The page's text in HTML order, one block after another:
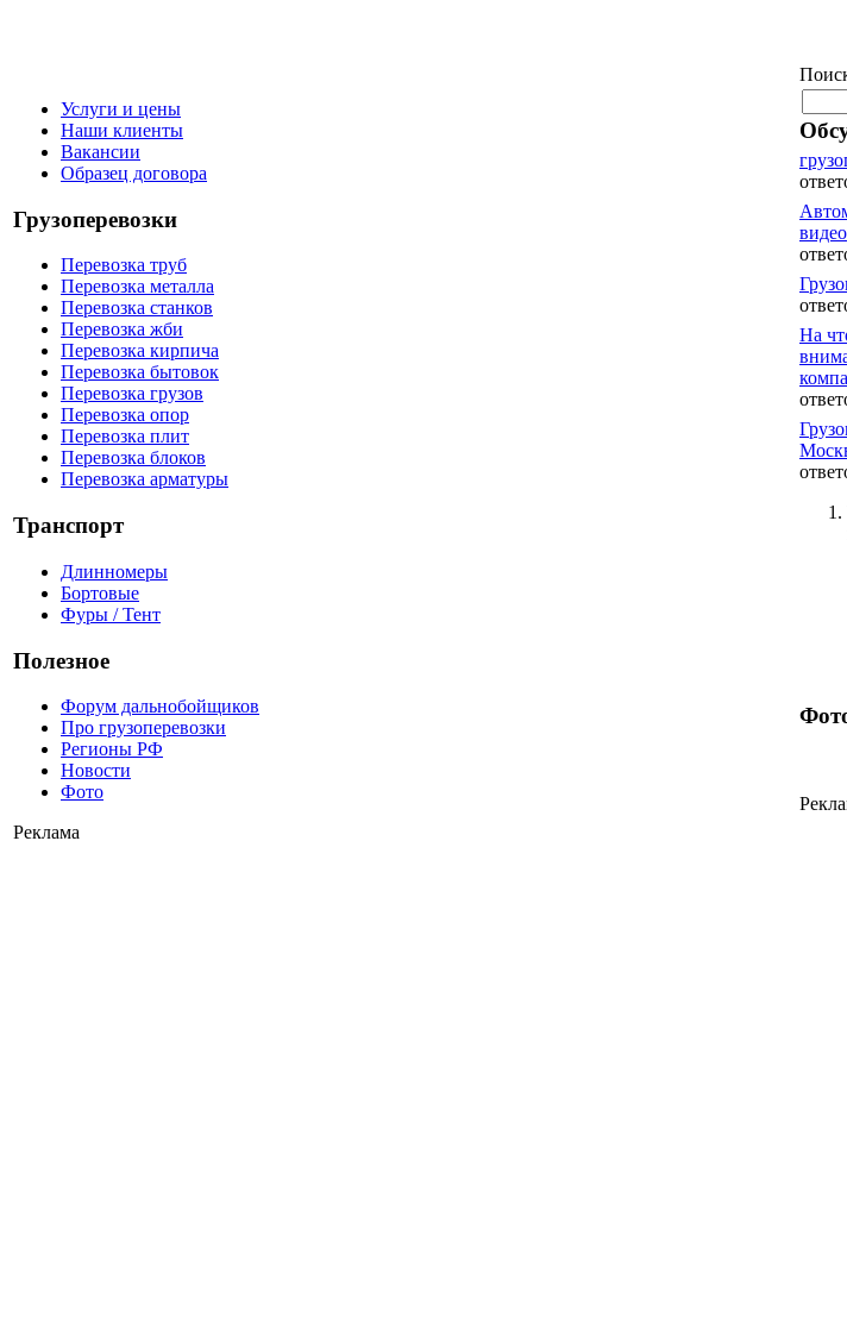
Услуги и цены
Наши клиенты
Вакансии
Образец договора
Грузоперевозки
Перевозка труб
Перевозка металла
Перевозка станков
Перевозка жби
Перевозка кирпича
Перевозка бытовок
Перевозка грузов
Перевозка опор
Перевозка плит
Перевозка блоков
Перевозка арматуры
Транспорт
Длинномеры
Бортовые
Фуры / Тент
Полезное
Форум дальнобойщиков
Про грузоперевозки
Регионы РФ
Новости
Фото
Реклама
На